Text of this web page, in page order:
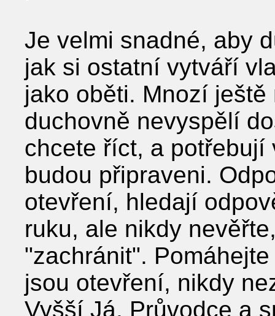
Je velmi snadné, aby
jak si ostatní vytváří
jako oběti. Mnozí
duchovně nevyspělí
chcete říct, a
budou připraveni.
otevření, hledají
ruku, ale nikdy
"zachránit".
jsou otevření, nikdy
Vyšší Já, Průvodce a